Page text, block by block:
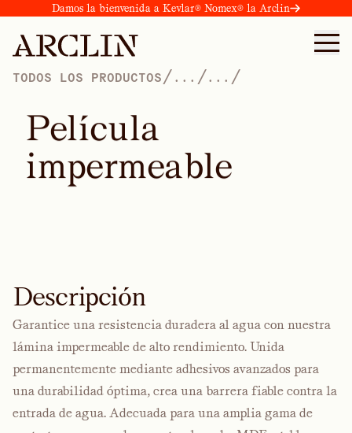
Damos la bienvenida a Kevlar® Nomex® la Arclin
TODOS LOS PRODUCTOS / ... /... /
Película
impermeable
Descripción
Garantice una resistencia duradera al agua con nuestra
lámina impermeable de alto rendimiento. Unida
permanentemente mediante adhesivos avanzados para
una durabilidad óptima, crea una barrera fiable contra la
entrada de agua. Adecuada para una amplia gama de